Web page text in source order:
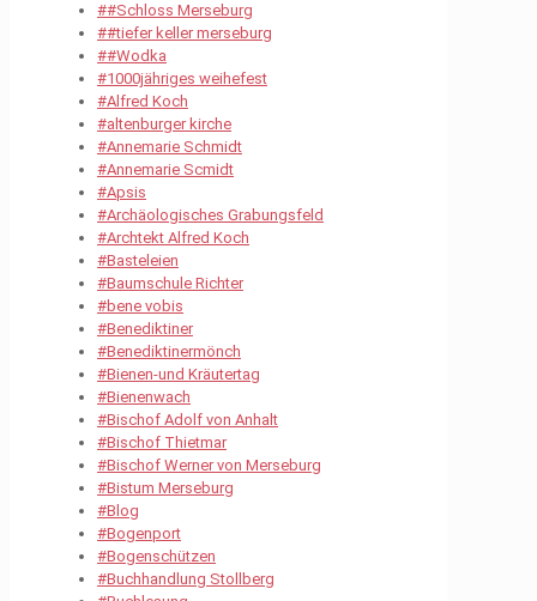
##Schloss Merseburg
##tiefer keller merseburg
##Wodka
#1000jähriges weihefest
#Alfred Koch
#altenburger kirche
#Annemarie Schmidt
#Annemarie Scmidt
#Apsis
#Archäologisches Grabungsfeld
#Archtekt Alfred Koch
#Basteleien
#Baumschule Richter
#bene vobis
#Benediktiner
#Benediktinermönch
#Bienen-und Kräutertag
#Bienenwach
#Bischof Adolf von Anhalt
#Bischof Thietmar
#Bischof Werner von Merseburg
#Bistum Merseburg
#Blog
#Bogenport
#Bogenschützen
#Buchhandlung Stollberg